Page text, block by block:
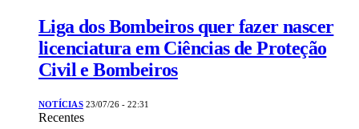
Liga dos Bombeiros quer fazer nascer
licenciatura em Ciências de Proteção
Civil e Bombeiros
NOTÍCIAS 23/07/26 - 22:31
Recentes